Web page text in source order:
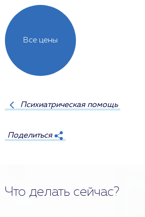
Все цены
Психиатрическая помощь
Поделиться
Что делать сейчас?